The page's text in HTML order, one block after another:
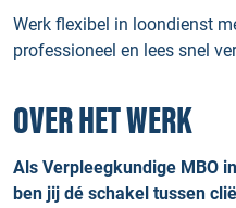
Werk flexibel in loondienst
professioneel en lees snel
OVER HET WERK
Als Verpleegkundige MBO
ben jij dé schakel tussen